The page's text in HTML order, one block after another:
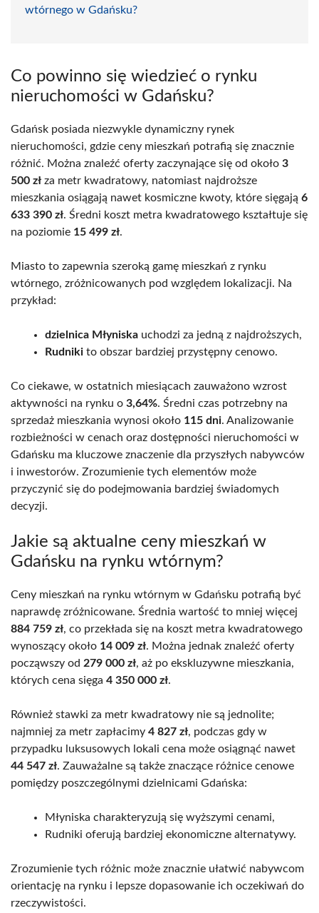
wtórnego w Gdańsku?
Co powinno się wiedzieć o rynku
nieruchomości w Gdańsku?
Gdańsk posiada niezwykle dynamiczny rynek
nieruchomości, gdzie ceny mieszkań potrafią się znacznie
różnić. Można znaleźć oferty zaczynające się od około 3
500 zł za metr kwadratowy, natomiast najdroższe
mieszkania osiągają nawet kosmiczne kwoty, które sięgają 6
633 390 zł. Średni koszt metra kwadratowego kształtuje się
na poziomie 15 499 zł.
Miasto to zapewnia szeroką gamę mieszkań z rynku
wtórnego, zróżnicowanych pod względem lokalizacji. Na
przykład:
dzielnica Młyniska uchodzi za jedną z najdroższych,
Rudniki to obszar bardziej przystępny cenowo.
Co ciekawe, w ostatnich miesiącach zauważono wzrost
aktywności na rynku o 3,64%. Średni czas potrzebny na
sprzedaż mieszkania wynosi około 115 dni. Analizowanie
rozbieżności w cenach oraz dostępności nieruchomości w
Gdańsku ma kluczowe znaczenie dla przyszłych nabywców
i inwestorów. Zrozumienie tych elementów może
przyczynić się do podejmowania bardziej świadomych
decyzji.
Jakie są aktualne ceny mieszkań w
Gdańsku na rynku wtórnym?
Ceny mieszkań na rynku wtórnym w Gdańsku potrafią być
naprawdę zróżnicowane. Średnia wartość to mniej więcej
884 759 zł, co przekłada się na koszt metra kwadratowego
wynoszący około 14 009 zł. Można jednak znaleźć oferty
począwszy od 279 000 zł, aż po ekskluzywne mieszkania,
których cena sięga 4 350 000 zł.
Również stawki za metr kwadratowy nie są jednolite;
najmniej za metr zapłacimy 4 827 zł, podczas gdy w
przypadku luksusowych lokali cena może osiągnąć nawet
44 547 zł. Zauważalne są także znaczące różnice cenowe
pomiędzy poszczególnymi dzielnicami Gdańska:
Młyniska charakteryzują się wyższymi cenami,
Rudniki oferują bardziej ekonomiczne alternatywy.
Zrozumienie tych różnic może znacznie ułatwić nabywcom
orientację na rynku i lepsze dopasowanie ich oczekiwań do
rzeczywistości.